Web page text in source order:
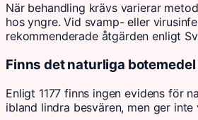
När behandling krävs varierar
hos yngre. Vid svamp- eller
rekommenderade åtgärden enligt
Finns det naturliga
Enligt 1177 finns ingen evidens för
ibland lindra besvären, men ger